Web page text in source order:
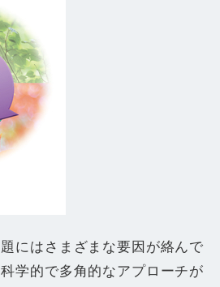
にはさまざまな要因が絡んで
学的で多角的なアプローチが